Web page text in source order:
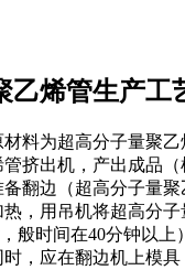
烯管生产工
为超高分子量聚乙
出机，产出成品（
边（超高分子量聚
用吊机将超高分子
般时间在40分钟以上）
应在翻边机上模具